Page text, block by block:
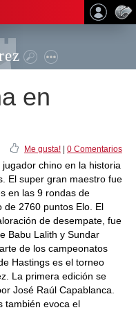
en
Me gusta! 0 Comentarios
chino en la historia
El super gran maestro fue
en las 9 rondas de
de 2760 puntos Elo. El
de desempate, fue
Babu Lalith y Sundar
de los campeonatos
Hastings es el torneo
La primera edición se
José Raúl Capablanca.
también evoca el